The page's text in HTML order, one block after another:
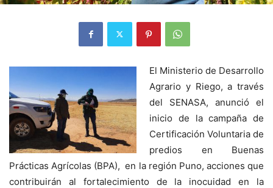
El Ministerio de Desarrollo
Agrario y Riego, a través
del SENASA, anunció el
inicio de la campaña de
Certificación Voluntaria de
predios en Buenas
Prácticas Agrícolas (BPA), en la región Puno, acciones que
contribuirán al fortalecimiento de la inocuidad en la